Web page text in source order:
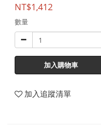
NT$1,412
數量
加入購物車
加入追蹤清單